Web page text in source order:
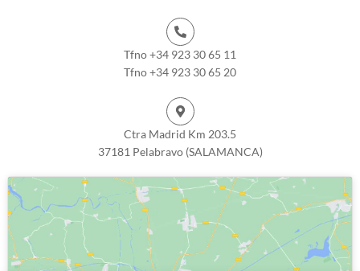
Tfno +34 923 30 65 11
Tfno +34 923 30 65 20
Ctra Madrid Km 203.5
37181 Pelabravo (SALAMANCA)